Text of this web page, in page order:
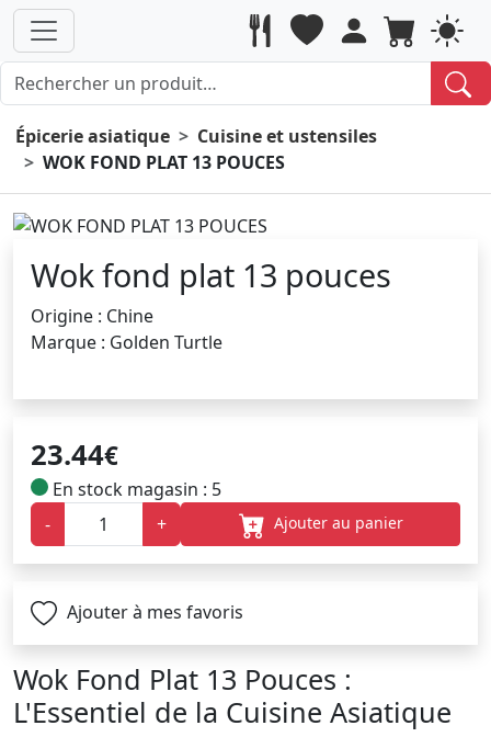
Épicerie asiatique
Cuisine et ustensiles
WOK FOND PLAT 13 POUCES
Wok fond plat 13 pouces
Origine : Chine
Marque : Golden Turtle
23.44€
En stock magasin : 5
-
+ Ajouter au panier
Ajouter à mes favoris
Wok Fond Plat 13 Pouces :
L'Essentiel de la Cuisine Asiatique